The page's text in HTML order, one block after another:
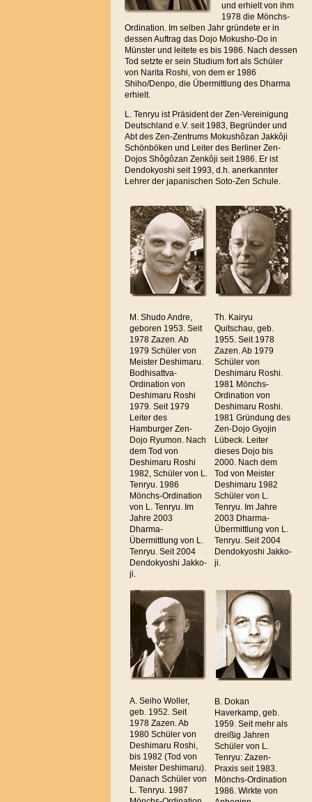
und erhielt von ihm
1978 die Mönchs-
Ordination. Im selben Jahr gründete er in
dessen Auftrag das Dojo Mokusho-Do in
Münster und leitete es bis 1986. Nach dessen
Tod setzte er sein Studium fort als Schüler
von Narita Roshi, von dem er 1986
Shiho/Denpo, die Übermittlung des Dharma
erhielt.
L. Tenryu ist Präsident der Zen-Vereinigung
Deutschland e.V. seit 1983, Begründer und
Abt des Zen-Zentrums Mokushôzan Jakkôji
Schönböken und Leiter des Berliner Zen-
Dojos Shôgôzan Zenkôji seit 1986. Er ist
Dendokyoshi seit 1993, d.h. anerkannter
Lehrer der japanischen Soto-Zen Schule.
M. Shudo Andre,
geboren 1953. Seit
1978 Zazen. Ab
1979 Schüler von
Meister Deshimaru.
Bodhisattva-
Ordination von
Deshimaru Roshi
1979. Seit 1979
Leiter des
Hamburger Zen-
Dojo Ryumon. Nach
dem Tod von
Deshimaru Roshi
1982, Schüler von L.
Tenryu. 1986
Mönchs-Ordination
von L. Tenryu. Im
Jahre 2003
Dharma-
Übermittlung von L.
Tenryu. Seit 2004
Dendokyoshi Jakko-
ji.
Th. Kairyu
Quitschau, geb.
1955. Seit 1978
Zazen. Ab 1979
Schüler von
Deshimaru Roshi.
1981 Mönchs-
Ordination von
Deshimaru Roshi.
1981 Gründung des
Zen-Dojo Gyojin
Lübeck. Leiter
dieses Dojo bis
2000. Nach dem
Tod von Meister
Deshimaru 1982
Schüler von L.
Tenryu. Im Jahre
2003 Dharma-
Übermittlung von L.
Tenryu. Seit 2004
Dendokyoshi Jakko-
ji.
A. Seiho Woller,
geb. 1952. Seit
1978 Zazen. Ab
1980 Schüler von
Deshimaru Roshi,
bis 1982 (Tod von
Meister Deshimaru).
Danach Schüler von
L. Tenryu. 1987
B. Dokan
Haverkamp, geb.
1959. Seit mehr als
dreißig Jahren
Schüler von L.
Tenryu: Zazen-
Praxis seit 1983.
Mönchs-Ordination
1986. Wirkte von